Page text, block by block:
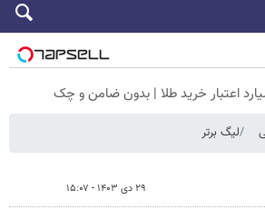
لیگ برتر
۲۹ دی ۱۴۰۳ - ۱۵:۰۷